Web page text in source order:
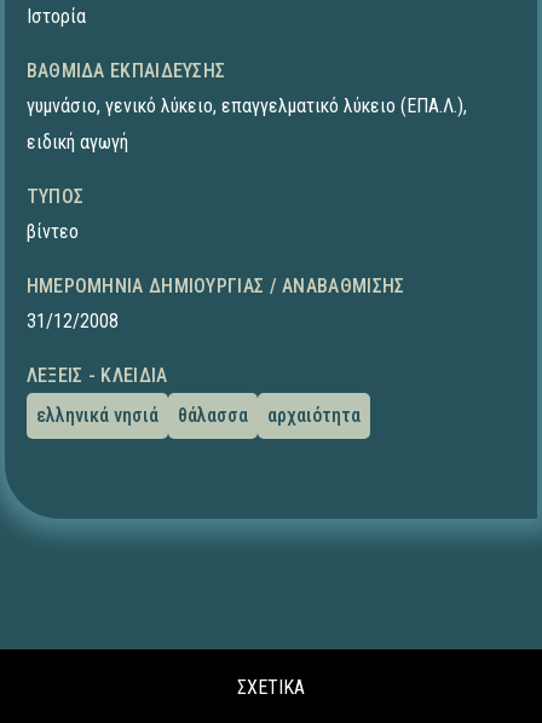
Ιστορία
ΒΑΘΜΊΔΑ ΕΚΠΑΊΔΕΥΣΗΣ
γυμνάσιο, γενικό λύκειο, επαγγελματικό λύκειο (ΕΠΑ.Λ.),
ειδική αγωγή
ΤΎΠΟΣ
βίντεο
ΗΜΕΡΟΜΗΝΊΑ ΔΗΜΙΟΥΡΓΊΑΣ / ΑΝΑΒΆΘΜΙΣΗΣ
31/12/2008
ΛΈΞΕΙΣ - ΚΛΕΙΔΙΆ
ελληνικά νησιά
θάλασσα αρχαιότητα
ΣΧΕΤΙΚΑ